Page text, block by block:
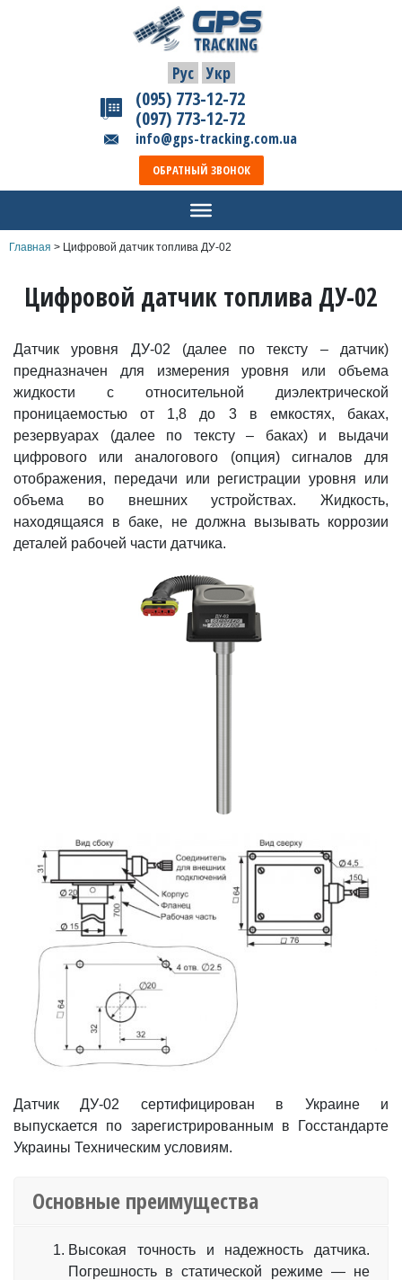
Рус Укр
(095) 773-12-72
(097) 773-12-72
info@gps-tracking.com.ua
ОБРАТНЫЙ ЗВОНОК
Главная > Цифровой датчик топлива ДУ-02
Цифровой датчик топлива ДУ-02
Датчик уровня ДУ-02 (далее по тексту – датчик)
предназначен для измерения уровня или объема
жидкости с относительной диэлектрической
проницаемостью от 1,8 до 3 в емкостях, баках,
резервуарах (далее по тексту – баках) и выдачи
цифрового или аналогового (опция) сигналов для
отображения, передачи или регистрации уровня или
объема во внешних устройствах. Жидкость,
находящаяся в баке, не должна вызывать коррозии
деталей рабочей части датчика.
Датчик ДУ-02 сертифицирован в Украине и
выпускается по зарегистрированным в Госстандарте
Украины Техническим условиям.
Основные преимущества
Высокая точность и надежность датчика.
Погрешность в статической режиме — не